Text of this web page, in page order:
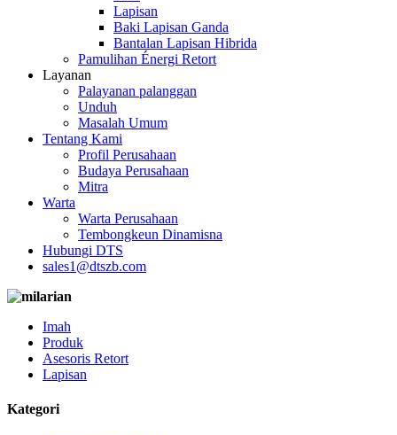
Lapisan
Baki Lapisan Ganda
Bantalan Lapisan Hibrida
Pamulihan Énergi Retort
Layanan
Palayanan palanggan
Unduh
Masalah Umum
Tentang Kami
Profil Perusahaan
Budaya Perusahaan
Mitra
Warta
Warta Perusahaan
Tembongkeun Dinamisna
Hubungi DTS
sales1@dtszb.com
Imah
Produk
Asesoris Retort
Lapisan
Kategori